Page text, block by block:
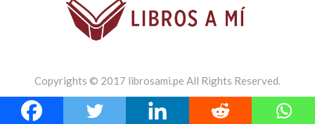
Copyrights © 2017 librosami.pe All Rights Reserved.